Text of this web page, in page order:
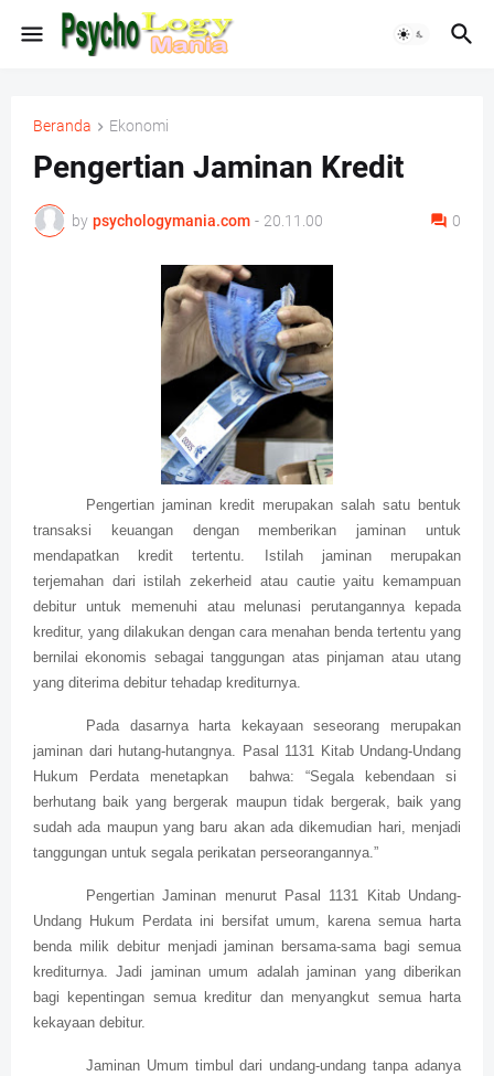
Beranda Ekonomi
Pengertian Jaminan Kredit
by psychologymania.com - 20.11.00 0
Pengertian jaminan kredit merupakan salah satu bentuk
transaksi keuangan dengan memberikan jaminan untuk
mendapatkan kredit tertentu. Istilah jaminan merupakan
terjemahan dari istilah zekerheid atau cautie yaitu kemampuan
debitur untuk memenuhi atau melunasi perutangannya kepada
kreditur, yang dilakukan dengan cara menahan benda tertentu yang
bernilai ekonomis sebagai tanggungan atas pinjaman atau utang
yang diterima debitur tehadap krediturnya.
Pada dasarnya harta kekayaan seseorang merupakan
jaminan dari hutang-hutangnya. Pasal 1131 Kitab Undang-Undang
Hukum Perdata menetapkan bahwa: “Segala kebendaan si
berhutang baik yang bergerak maupun tidak bergerak, baik yang
sudah ada maupun yang baru akan ada dikemudian hari, menjadi
tanggungan untuk segala perikatan perseorangannya.”
Pengertian Jaminan menurut Pasal 1131 Kitab Undang-
Undang Hukum Perdata ini bersifat umum, karena semua harta
benda milik debitur menjadi jaminan bersama-sama bagi semua
krediturnya. Jadi jaminan umum adalah jaminan yang diberikan
bagi kepentingan semua kreditur dan menyangkut semua harta
kekayaan debitur.
Jaminan Umum timbul dari undang-undang tanpa adanya